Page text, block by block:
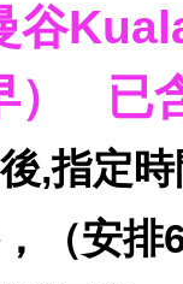
谷
） 已
,指定
，（安排